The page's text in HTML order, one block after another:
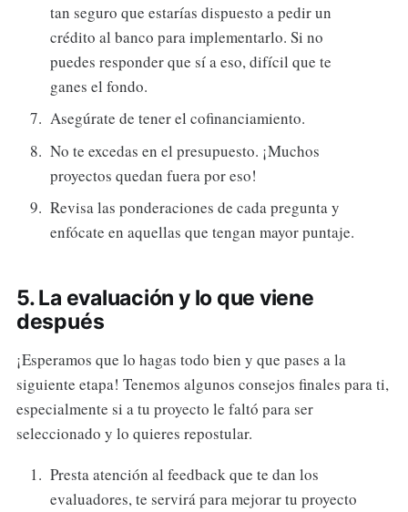
tan seguro que estarías dispuesto a pedir un
crédito al banco para implementarlo. Si no
puedes responder que sí a eso, difícil que te
ganes el fondo.
Asegúrate de tener el cofinanciamiento.
No te excedas en el presupuesto. ¡Muchos
proyectos quedan fuera por eso!
Revisa las ponderaciones de cada pregunta y
enfócate en aquellas que tengan mayor puntaje.
5. La evaluación y lo que viene
después
¡Esperamos que lo hagas todo bien y que pases a la
siguiente etapa! Tenemos algunos consejos finales para ti,
especialmente si a tu proyecto le faltó para ser
seleccionado y lo quieres repostular.
Presta atención al feedback que te dan los
evaluadores, te servirá para mejorar tu proyecto